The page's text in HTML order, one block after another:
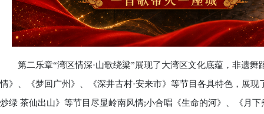
第二乐章“湾区情深·山歌绕梁”展现了大湾区文化底蕴，非遗舞
情》、《梦回广州》、《深井古村·安来市》等节目各具特色，展
炒绿 茶仙出山》等节目尽显岭南风情;小合唱《生命的河》、《月